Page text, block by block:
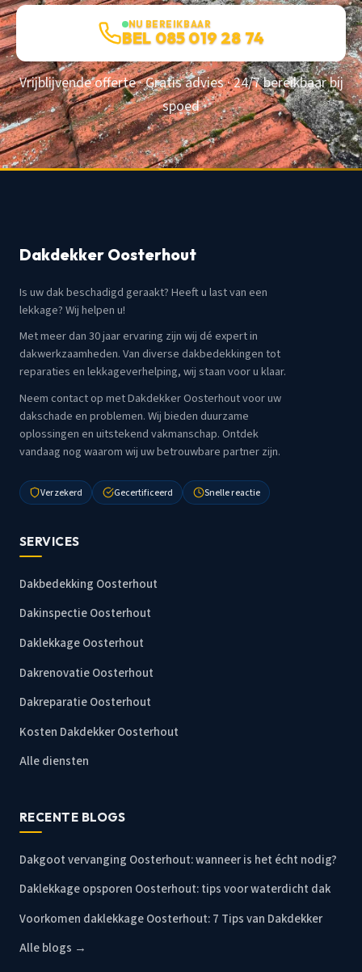
NU BEREIKBAAR
BEL 085 019 28 74
Vrijblijvende offerte · Gratis advies · 24/7 bereikbaar bij
spoed
Dakdekker Oosterhout
Is uw dak beschadigd geraakt? Heeft u last van een
lekkage? Wij helpen u!
Met meer dan 30 jaar ervaring zijn wij dé expert in
dakwerkzaamheden. Van diverse dakbedekkingen tot
reparaties en lekkageverhelping, wij staan voor u klaar.
Neem contact op met Dakdekker Oosterhout voor uw
dakschade en problemen. Wij bieden duurzame
oplossingen en uitstekend vakmanschap. Ontdek
vandaag nog waarom wij uw betrouwbare partner zijn.
Verzekerd Gecertificeerd Snelle reactie
SERVICES
Dakbedekking Oosterhout
Dakinspectie Oosterhout
Daklekkage Oosterhout
Dakrenovatie Oosterhout
Dakreparatie Oosterhout
Kosten Dakdekker Oosterhout
Alle diensten
RECENTE BLOGS
Dakgoot vervanging Oosterhout: wanneer is het écht nodig?
Daklekkage opsporen Oosterhout: tips voor waterdicht dak
Voorkomen daklekkage Oosterhout: 7 Tips van Dakdekker
Alle blogs →